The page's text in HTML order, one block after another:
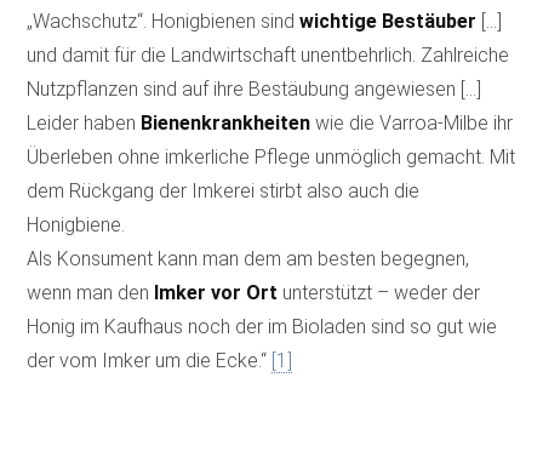
„Wachschutz“. Honigbienen sindwichtige Bestäuber […]
und damit für die Landwirtschaft unentbehrlich. Zahlreiche
Nutzpflanzen sind auf ihre Bestäubung angewiesen […]
Leider haben Bienenkrankheiten wie die Varroa-Milbe ihr
Überleben ohne imkerliche Pflege unmöglich gemacht. Mit
dem Rückgang der Imkerei stirbt also auch die
Honigbiene.
Als Konsument kann man dem am besten begegnen,
wenn man den Imker vor Ort unterstützt – weder der
Honig im Kaufhaus noch der im Bioladen sind so gut wie
der vom Imker um die Ecke.“ [1]